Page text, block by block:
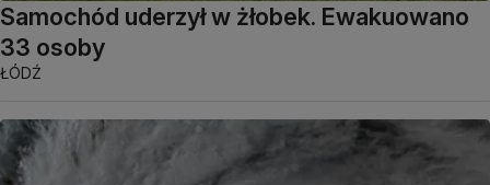
Samochód uderzył w żłobek. Ewakuowano
33 osoby
ŁÓDŹ